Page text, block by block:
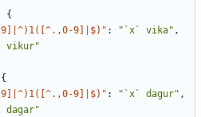
{
9]|$)" : "`x` vika" ,
vikur"
{
9]|$)" : "`x` dagur" ,
dagar"